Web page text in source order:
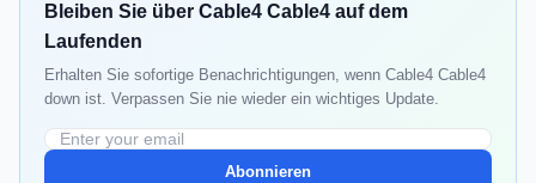
Bleiben Sie über Cable4 Cable4 auf dem
Laufenden
Erhalten Sie sofortige Benachrichtigungen, wenn Cable4 Cable4
down ist. Verpassen Sie nie wieder ein wichtiges Update.
Abonnieren